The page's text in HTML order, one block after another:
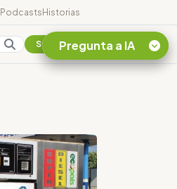
PodcastsHistorias
SuscribirsePregunta a IA
Listar destinos
turísticos de la
Amazonia Ecuatoriana